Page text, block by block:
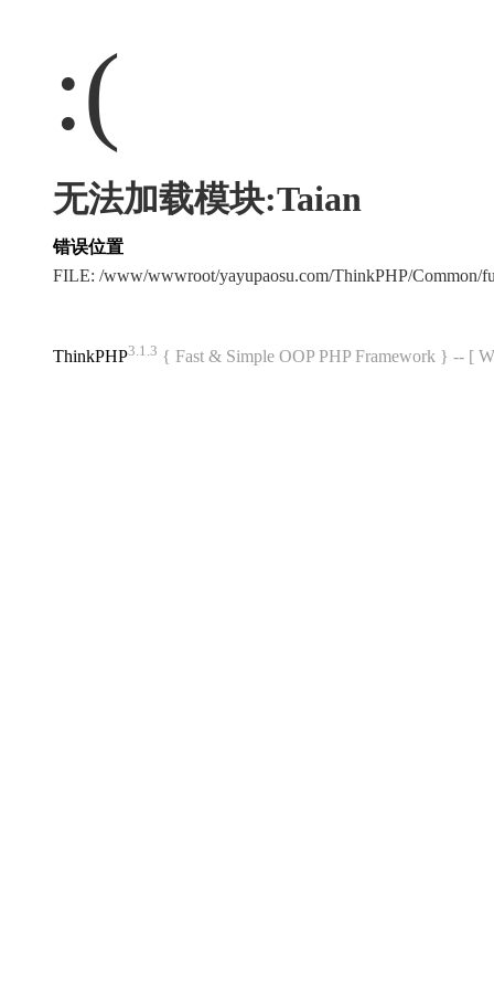
:(
无法加载模块:Taian
错误位置
FILE: /www/wwwroot/yayupaosu.com/ThinkPHP/
ThinkPHP3.1.3 { Fast & Simple OOP PHP Framework } -- [